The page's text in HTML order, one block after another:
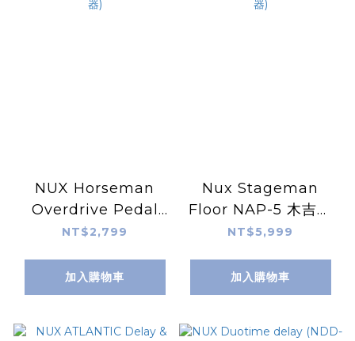
NUX Horseman
Overdrive Pedal
NOD-1 單顆 破音 效
贈 Prefox 捲弦器)
NT$2,799
加入購物車
Nux Stageman
Floor NAP-5 木吉他
前級效果器 內建 Di、
Prefox 捲弦器)
NT$5,999
加入購物車